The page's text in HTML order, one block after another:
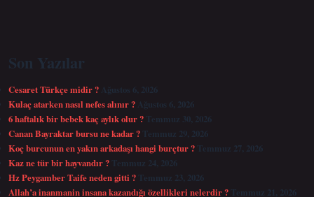
Son Yazılar
Cesaret Türkçe midir ? Ağustos 6, 2026
Kulaç atarken nasıl nefes alınır ? Ağustos 6, 2026
6 haftalık bir bebek kaç aylık olur ? Temmuz 30, 2026
Canan Bayraktar bursu ne kadar ? Temmuz 29, 2026
Koç burcunun en yakın arkadaşı hangi burçtur ? Temmuz 27, 2026
Kaz ne tür bir hayvandır ? Temmuz 24, 2026
Hz Peygamber Taife neden gitti ? Temmuz 23, 2026
Allah’a inanmanin insana kazandığı özellikleri nelerdir ? Temmuz 21, 2026